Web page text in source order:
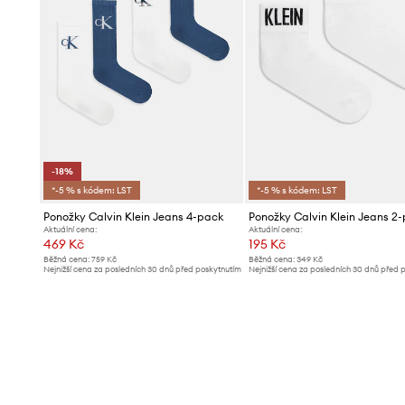
-18%
*-5 % s kódem: LST
Ponožky Calvin Klein Jeans 4-pack
Aktuální cena:
469 Kč
Běžná cena: 759 Kč
Nejnižší cena za posledních 30 dnů před poskytnutím
*-5 % s kódem: LST
Ponožky Calvin Klein Jeans
Aktuální cena:
195 Kč
Běžná cena:349 Kč
Nejnižší cena za posledních 30 dnů před